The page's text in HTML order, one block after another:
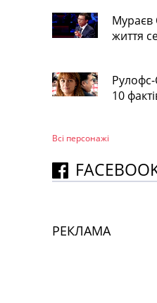
Мураєв
життя
10
Всі персонажi
РЕКЛАМА